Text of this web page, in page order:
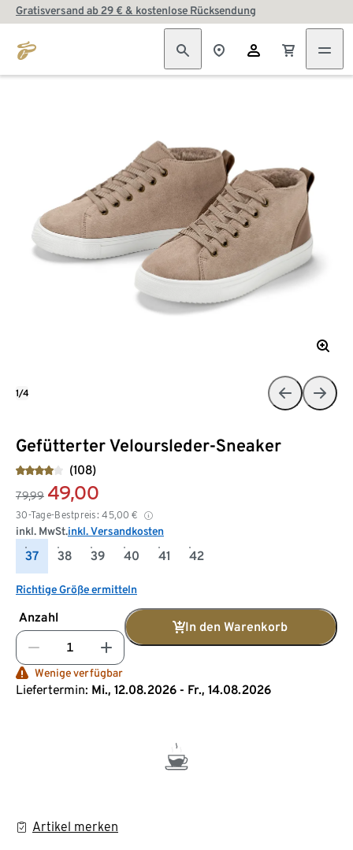
Gratisversand ab 29 € & kostenlose Rücksendung
Gefütterter Veloursleder-Sneaker
(108)
79,99 49,00
30-Tage-Bestpreis: 45,00 €
inkl. MwSt.inkl. Versandkosten
37 38 39 40 41 42
Richtige Größe ermitteln
Anzahl
In den Warenkorb
Wenige verfügbar
Liefertermin: Mi., 12.08.2026 - Fr., 14.08.2026
Artikel merken
1/4